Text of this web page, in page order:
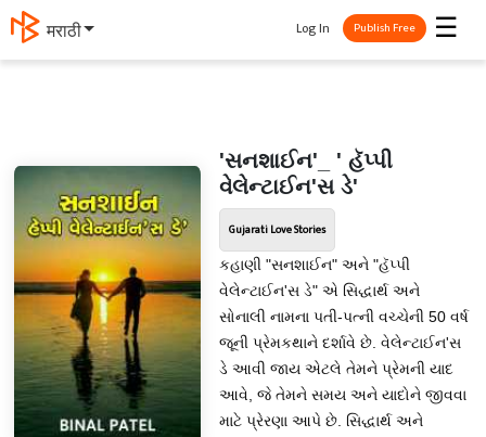
मराठी ☰
Log In Publish Free
'સનશાઈન'_ ' હૅપ્પી
વેલેન્ટાઈન'સ ડે'
Gujarati Love Stories
કહાણી "સનશાઈન" અને "હૅપ્પી
વેલેન્ટાઈન'સ ડે" એ સિદ્ધાર્થ અને
સોનાલી નામના પતી-પત્ની વચ્ચેની 50 વર્ષ
જૂની પ્રેમકથાને દર્શાવે છે. વેલેન્ટાઈન'સ
ડે આવી જાય એટલે તેમને પ્રેમની યાદ
આવે, જે તેમને સમય અને યાદોને જીવવા
માટે પ્રેરણા આપે છે. સિદ્ધાર્થ અને